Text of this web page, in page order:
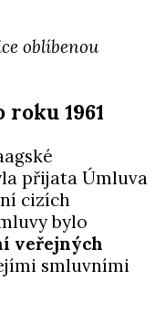
oblíbenou
1961
přijata Úmluva
cizích
bylo
veřejných
smluvními